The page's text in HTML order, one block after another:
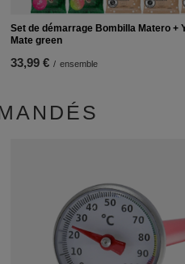
Set de démarrage Bombilla Matero +
Mate green
33,99 € / ensemble